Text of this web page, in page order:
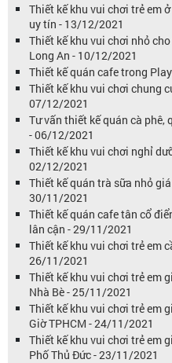
Thiết kế khu vui chơi trẻ em
uy tín - 13/12/2021
Thiết kế khu vui chơi nhỏ
Long An - 10/12/2021
Thiết kế quán cafe trong
Thiết kế khu vui chơi chung
07/12/2021
Tư vấn thiết kế quán cà phê,
- 06/12/2021
Thiết kế khu vui chơi nghỉ
02/12/2021
Thiết kế quán trà sữa nhỏ
30/11/2021
Thiết kế quán cafe tân cổ
lân cận - 29/11/2021
Thiết kế khu vui chơi trẻ em
26/11/2021
Thiết kế khu vui chơi trẻ em
Nhà Bè - 25/11/2021
Thiết kế khu vui chơi trẻ em
Giờ TPHCM - 24/11/2021
Thiết kế khu vui chơi trẻ em
Phố Thủ Đức - 23/11/2021